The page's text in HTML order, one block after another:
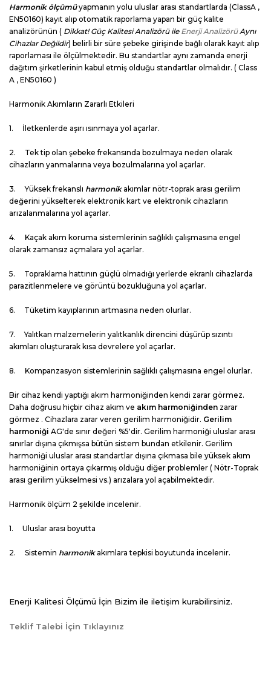
Harmonik ölçümüyapmanın yolu uluslar arası standartlarda (ClassA ,
EN50160) kayıt alıp otomatik raporlama yapan bir güç kalite
analizörünün ( Dikkat! Güç Kalitesi Analizörü ile Enerji AnalizörüAynı
Cihazlar Değildir) belirli bir süre şebeke girişinde bağlı olarak kayıt alıp
raporlaması ile ölçülmektedir. Bu standartlar aynı zamanda enerji
dağıtım şirketlerinin kabul etmiş olduğu standartlar olmalıdır. ( Class
A , EN50160 )
Harmonik Akımların Zararlı Etkileri
1. İletkenlerde aşırı ısınmaya yol açarlar.
2. Tek tip olan şebeke frekansında bozulmaya neden olarak
cihazların yanmalarına veya bozulmalarına yol açarlar.
3. Yüksek frekanslı harmonikakımlar nötr-toprak arası gerilim
değerini yükselterek elektronik kart ve elektronik cihazların
arızalanmalarına yol açarlar.
4. Kaçak akım koruma sistemlerinin sağlıklı çalışmasına engel
olarak zamansız açmalara yol açarlar.
5. Topraklama hattının güçlü olmadığı yerlerde ekranlı cihazlarda
parazitlenmelere ve görüntü bozukluğuna yol açarlar.
6. Tüketim kayıplarının artmasına neden olurlar.
7. Yalıtkan malzemelerin yalıtkanlık direncini düşürüp sızıntı
akımları oluşturarak kısa devrelere yol açarlar.
8. Kompanzasyon sistemlerinin sağlıklı çalışmasına engel olurlar.
Bir cihaz kendi yaptığı akım harmoniğinden kendi zarar görmez.
Daha doğrusu hiçbir cihaz akım ve akım harmoniğinden zarar
görmez . Cihazlara zarar veren gerilim harmoniğidir. Gerilim
harmoniği AG'de sınır değeri %5'dir. Gerilim harmoniği uluslar arası
sınırlar dışına çıkmışsa bütün sistem bundan etkilenir. Gerilim
harmoniği uluslar arası standartlar dışına çıkmasa bile yüksek akım
harmoniğinin ortaya çıkarmış olduğu diğer problemler ( Nötr-Toprak
arası gerilim yükselmesi vs.) arızalara yol açabilmektedir.
Harmonik ölçüm 2 şekilde incelenir.
1. Uluslar arası boyutta
2. Sistemin harmonikakımlara tepkisi boyutunda incelenir.
Enerji Kalitesi Ölçümü İçin Bizim ile iletişim kurabilirsiniz.
Teklif Talebi İçin Tıklayınız